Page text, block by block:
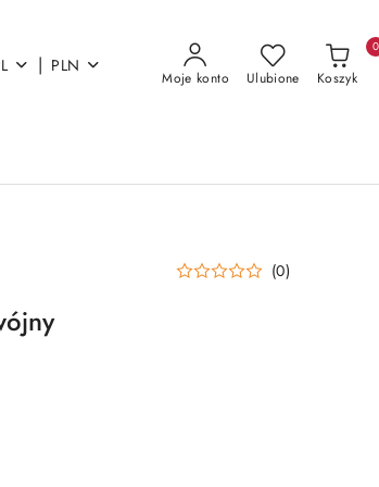
| PLN
Moje konto Ulubione Koszyk
0
(0)